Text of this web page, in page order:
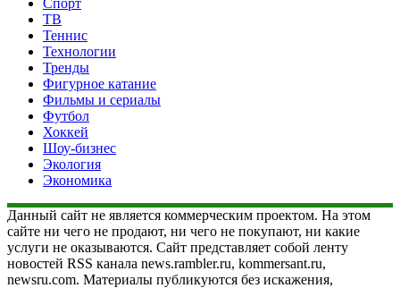
ТВ
Теннис
Технологии
Тренды
Фигурное катание
Фильмы и сериалы
Футбол
Хоккей
Шоу-бизнес
Экология
Экономика
Данный сайт не является коммерческим проектом. На этом
сайте ни чего не продают, ни чего не покупают, ни какие
услуги не оказываются. Сайт представляет собой ленту
новостей RSS канала news.rambler.ru, kommersant.ru,
newsru.com. Материалы публикуются без искажения,